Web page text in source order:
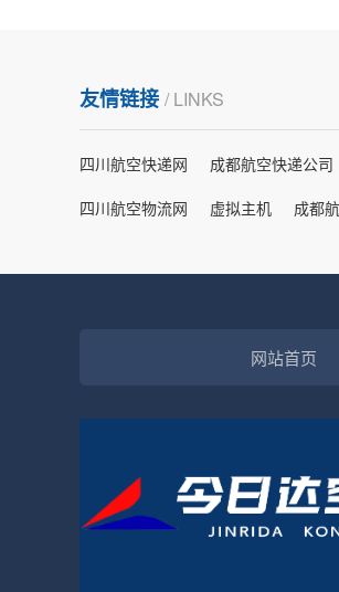
友情链接 / LINKS
四川航空快递网 成都航空快递公司
四川航空物流网
虚拟主机 成都
网站首页